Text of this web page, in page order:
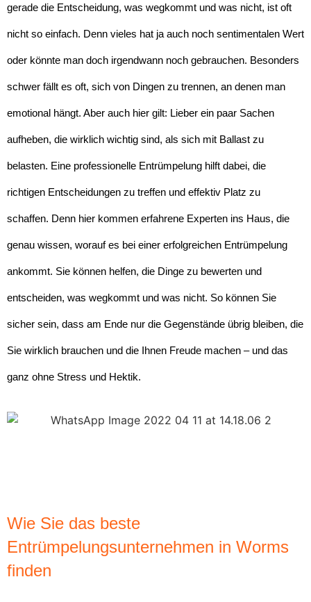
gerade die Entscheidung, was wegkommt und was nicht, ist oft
nicht so einfach. Denn vieles hat ja auch noch sentimentalen Wert
oder könnte man doch irgendwann noch gebrauchen. Besonders
schwer fällt es oft, sich von Dingen zu trennen, an denen man
emotional hängt. Aber auch hier gilt: Lieber ein paar Sachen
aufheben, die wirklich wichtig sind, als sich mit Ballast zu
belasten. Eine professionelle Entrümpelung hilft dabei, die
richtigen Entscheidungen zu treffen und effektiv Platz zu
schaffen. Denn hier kommen erfahrene Experten ins Haus, die
genau wissen, worauf es bei einer erfolgreichen Entrümpelung
ankommt. Sie können helfen, die Dinge zu bewerten und
entscheiden, was wegkommt und was nicht. So können Sie
sicher sein, dass am Ende nur die Gegenstände übrig bleiben, die
Sie wirklich brauchen und die Ihnen Freude machen – und das
ganz ohne Stress und Hektik.
Wie Sie das beste
Entrümpelungsunternehmen in Worms
finden